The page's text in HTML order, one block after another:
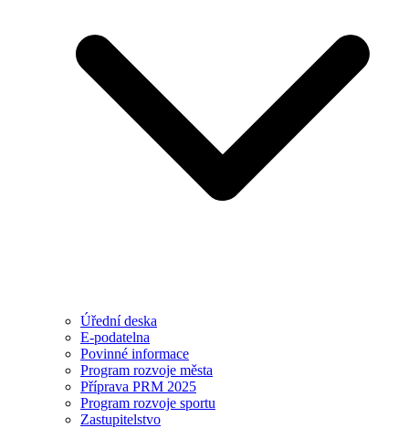
Úřední deska
E-podatelna
Povinné informace
Program rozvoje města
Příprava PRM 2025
Program rozvoje sportu
Zastupitelstvo